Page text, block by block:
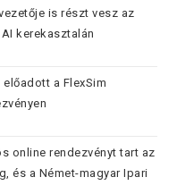
is részt vesz az
kerekasztalán
a FlexSim
online rendezvényt tart az
és a Német-magyar Ipari